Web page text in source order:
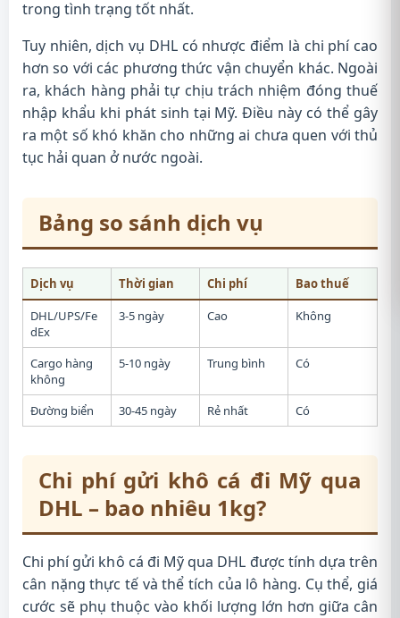
trong tình trạng tốt nhất.
Tuy nhiên, dịch vụ DHL có nhược điểm là chi phí cao
hơn so với các phương thức vận chuyển khác. Ngoài
ra, khách hàng phải tự chịu trách nhiệm đóng thuế
nhập khẩu khi phát sinh tại Mỹ. Điều này có thể gây
ra một số khó khăn cho những ai chưa quen với thủ
tục hải quan ở nước ngoài.
Bảng so sánh dịch vụ
Dịch vụ Thời gian Chi phí
Bao thuế
DHL/UPS/Fe
dEx
3-5 ngày Cao Không
Cargo hàng
không
5-10 ngày Trung bình Có
Đường biển 30-45 ngày Rẻ nhất Có
Chi phí gửi khô cá đi Mỹ qua
DHL – bao nhiêu 1kg?
Chi phí gửi khô cá đi Mỹ qua DHL được tính dựa trên
cân nặng thực tế và thể tích của lô hàng. Cụ thể, giá
cước sẽ phụ thuộc vào khối lượng lớn hơn giữa cân